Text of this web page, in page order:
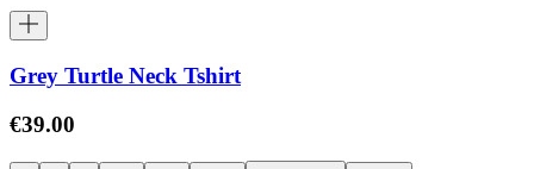
Grey Turtle Neck Tshirt
€39.00